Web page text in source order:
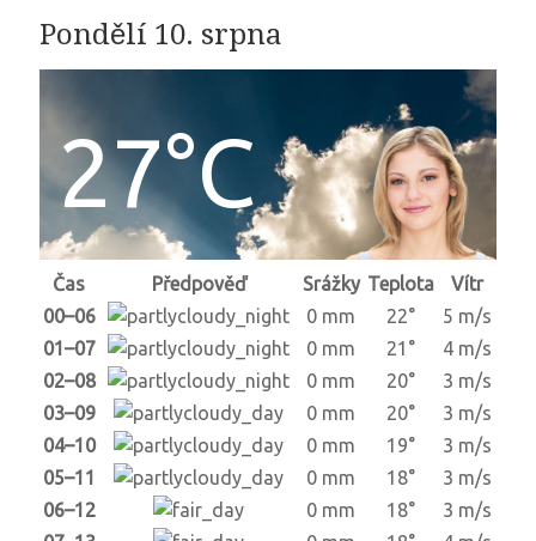
Pondělí 10. srpna
27°C
Čas Předpověď Srážky Teplota
Vítr
00–06
0 mm 22°
5 m/s
01–07
0 mm 21°
4 m/s
02–08
0 mm 20°
3 m/s
03–09
0 mm 20°
3 m/s
04–10
0 mm 19°
3 m/s
05–11
0 mm 18°
3 m/s
06–12
0 mm 18°
3 m/s